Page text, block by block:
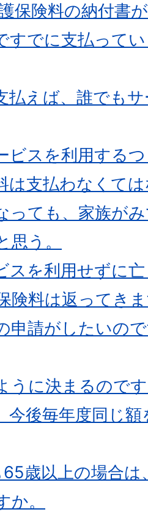
保険料の納付書
すでに支払って
払えば、誰でも
ビスを利用する
は支払わなくて
っても、家族が
う。
スを利用せずに
険料は返ってき
申請がしたいの
うに決まるので
今後毎年度同じ
歳以上の場合は
。